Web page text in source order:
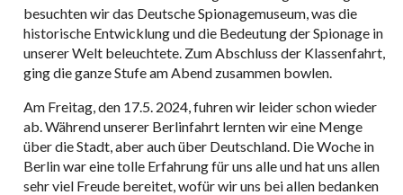
besuchten wir das Deutsche Spionagemuseum, was die
historische Entwicklung und die Bedeutung der Spionage in
unserer Welt beleuchtete. Zum Abschluss der Klassenfahrt,
ging die ganze Stufe am Abend zusammen bowlen.
Am Freitag, den 17.5. 2024, fuhren wir leider schon wieder
ab. Während unserer Berlinfahrt lernten wir eine Menge
über die Stadt, aber auch über Deutschland. Die Woche in
Berlin war eine tolle Erfahrung für uns alle und hat uns allen
sehr viel Freude bereitet, wofür wir uns bei allen bedanken